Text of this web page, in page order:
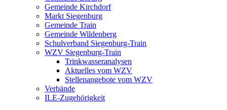
Gemeinde Kirchdorf
Markt Siegenburg
Gemeinde Train
Gemeinde Wildenberg
Schulverband Siegenburg-Train
WZV Siegenburg-Train
Trinkwasseranalysen
Aktuelles vom WZV
Stellenangebote vom WZV
Verbände
ILE-Zugehörigkeit